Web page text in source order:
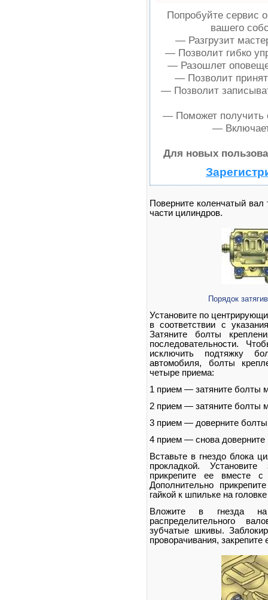
Попробуйте сервис
вашего
— Разгрузит
— Позволит гибко
— Разошлет
— Позволит
— Позволит
— Поможет получить
—
Для новых
Поверните коленчатый
части цилиндров.
Порядок
Установите по
в соответствии с
Затяните болты
последовательности.
исключить подтяжку
автомобиля, болты
четыре приема:
1 прием — затяните болты
2 прием — затяните болты
3 прием — доверните болты
4 прием — снова доверните
Вставьте в гнездо блока
прокладкой.
прикрепите ее вместе
Дополнительно
гайкой к шпильке на
Вложите в гнезда на
распределительного
зубчатые шкивы.
проворачивания,